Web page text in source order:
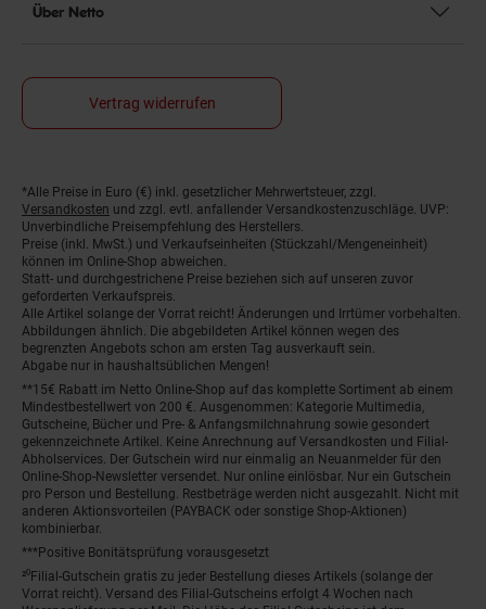
Über Netto
Vertrag widerrufen
Fußnoten
*Alle Preise in Euro (€) inkl. gesetzlicher Mehrwertsteuer, zzgl.
Versandkosten und zzgl. evtl. anfallender Versandkostenzuschläge. UVP:
Unverbindliche Preisempfehlung des Herstellers.
Preise (inkl. MwSt.) und Verkaufseinheiten (Stückzahl/Mengeneinheit)
können im Online-Shop abweichen.
Statt- und durchgestrichene Preise beziehen sich auf unseren zuvor
geforderten Verkaufspreis.
Alle Artikel solange der Vorrat reicht! Änderungen und Irrtümer vorbehalten.
Abbildungen ähnlich. Die abgebildeten Artikel können wegen des
begrenzten Angebots schon am ersten Tag ausverkauft sein.
Abgabe nur in haushaltsüblichen Mengen!
**15€ Rabatt im Netto Online-Shop auf das komplette Sortiment ab einem
Mindestbestellwert von 200 €. Ausgenommen: Kategorie Multimedia,
Gutscheine, Bücher und Pre- & Anfangsmilchnahrung sowie gesondert
gekennzeichnete Artikel. Keine Anrechnung auf Versandkosten und Filial-
Abholservices. Der Gutschein wird nur einmalig an Neuanmelder für den
Online-Shop-Newsletter versendet. Nur online einlösbar. Nur ein Gutschein
pro Person und Bestellung. Restbeträge werden nicht ausgezahlt. Nicht mit
anderen Aktionsvorteilen (PAYBACK oder sonstige Shop-Aktionen)
kombinierbar.
***Positive Bonitätsprüfung vorausgesetzt
²⁰Filial-Gutschein gratis zu jeder Bestellung dieses Artikels (solange der
Vorrat reicht). Versand des Filial-Gutscheins erfolgt 4 Wochen nach